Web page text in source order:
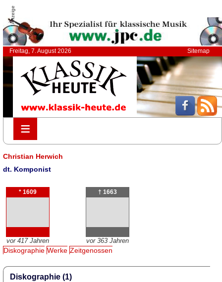
Anzeige
Freitag, 7. August 2026 Sitemap
≡
≡
Christian Herwich
dt. Komponist
* 1609
vor 417 Jahren
† 1663
vor 363 Jahren
Diskographie Werke Zeitgenossen
Diskographie (1)